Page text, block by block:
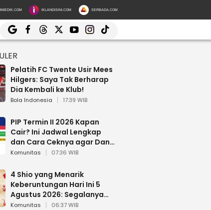
IKLANDISINI.COM SERBADA.COM
Pelatih FC Twente Usir Mees
Hilgers: Saya Tak Berharap
Dia Kembali ke Klub!
Bola Indonesia 17:39 WIB
PIP Termin II 2026 Kapan
Cair? Ini Jadwal Lengkap
dan Cara Ceknya agar Dana
Tidak Hangus!
Komunitas 07:36 WIB
4 Shio yang Menarik
Keberuntungan Hari Ini 5
Agustus 2026: Segalanya
Berjalan Lancar
Komunitas 06:37 WIB